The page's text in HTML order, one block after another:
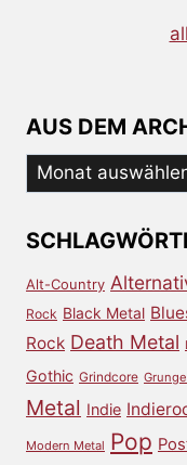
AUS DEM
Aus
dem
Alt-Country
Rock Black Metal
Rock Death Metal
Gothic Grindcore Grunge
Metal Indie
Modern Metal Pop